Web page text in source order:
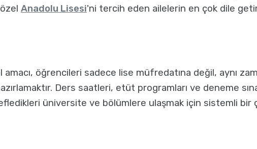
Anadolu Lisesi'ni tercih eden ailelerin en çok dile
öğrencileri sadece lise müfredatına değil, aynı
Ders saatleri, etüt programları ve deneme
üniversite ve bölümlere ulaşmak için sistemli bir